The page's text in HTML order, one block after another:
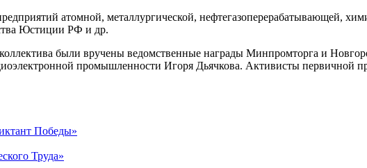
атомной, металлургической, нефтегазоперерабатывающей,
Юстиции РФ и др.
были вручены ведомственные награды Минпромторга и
промышленности Игоря Дьячкова. Активисты первичной
Победы»
Труда»